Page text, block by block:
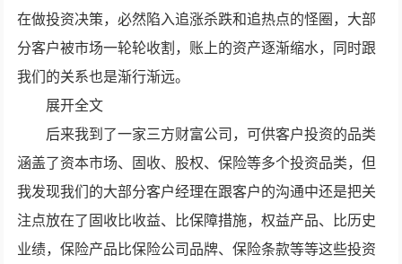
在做投资决策，必然陷入追涨杀跌和追热点的怪圈，大部
分客户被市场一轮轮收割，账上的资产逐渐缩水，同时跟
我们的关系也是渐行渐远。
展开全文
后来我到了一家三方财富公司，可供客户投资的品类
涵盖了资本市场、固收、股权、保险等多个投资品类，但
我发现我们的大部分客户经理在跟客户的沟通中还是把关
注点放在了固收比收益、比保障措施，权益产品、比历史
业绩，保险产品比保险公司品牌、保险条款等等这些投资